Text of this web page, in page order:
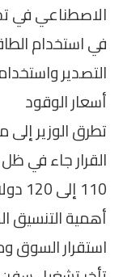
الاصطناعي في
في استخدام
التصدير
أسعار الوقود
تطرق الوزير
القرار جاء في
110
أهمية التنسيق
استقرار السوق